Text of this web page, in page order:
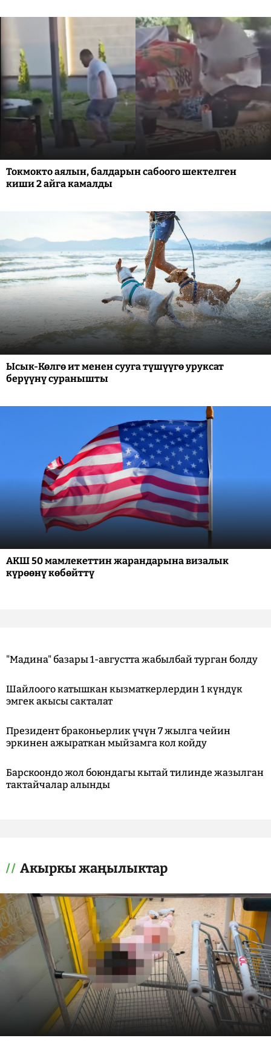
Токмокто аялын, балдарын сабоого шектелген
киши 2 айга камалды
Ысык-Көлгө ит менен сууга түшүүгө уруксат
берүүнү суранышты
АКШ 50 мамлекеттин жарандарына визалык
күрөөнү көбөйттү
"Мадина" базары 1-августта жабылбай турган болду
Шайлоого катышкан кызматкерлердин 1 күндүк
эмгек акысы сакталат
Президент браконьерлик үчүн 7 жылга чейин
эркинен ажыраткан мыйзамга кол койду
Барскоондо жол боюндагы кытай тилинде жазылган
тактайчалар алынды
Акыркы жаңылыктар